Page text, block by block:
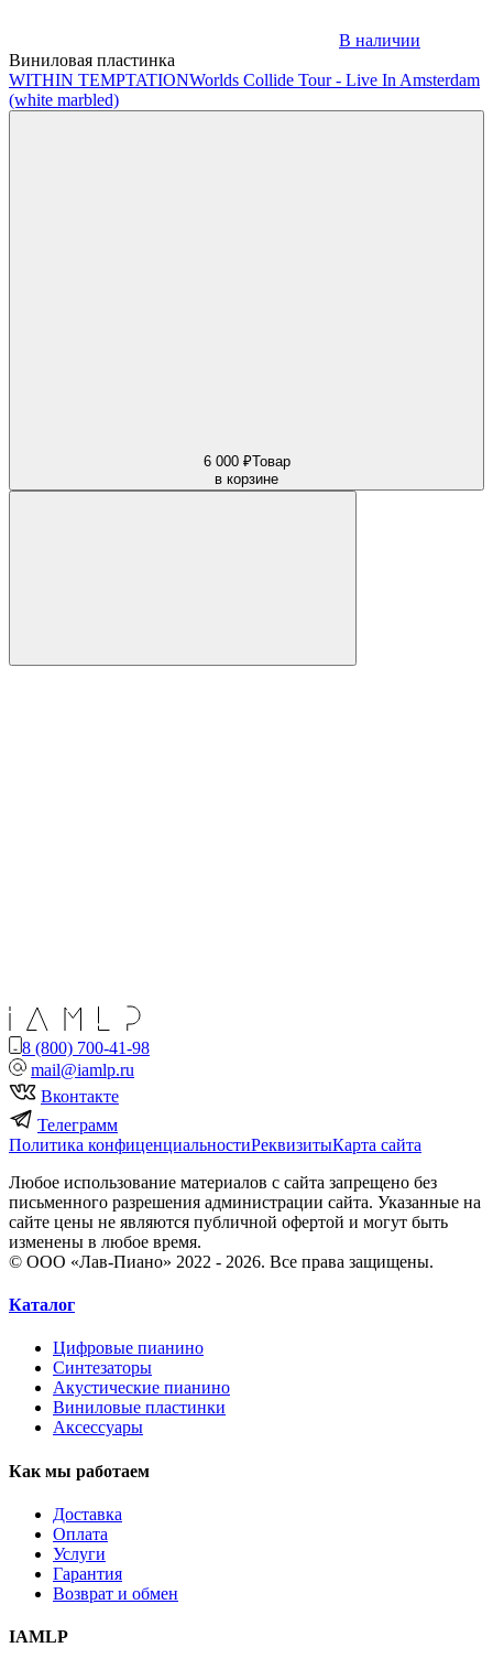
В наличии
Виниловая пластинка
WITHIN TEMPTATIONWorlds Collide Tour - Live In Amsterdam
(white marbled)
6 000 ₽Товар
в корзине
8 (800) 700-41-98
mail@iamlp.ru
Вконтакте
Телеграмм
Политика конфиценциальностиРеквизитыКарта сайта
Любое использование материалов с сайта запрещено без
письменного разрешения администрации сайта. Указанные на
сайте цены не являются публичной офертой и могут быть
изменены в любое время.
© ООО «Лав-Пиано» 2022 - 2026. Все права защищены.
Каталог
Цифровые пианино
Синтезаторы
Акустические пианино
Виниловые пластинки
Аксессуары
Как мы работаем
Доставка
Оплата
Услуги
Гарантия
Возврат и обмен
IAMLP